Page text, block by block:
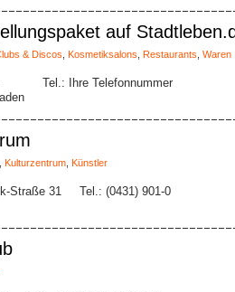
auf
& Discos Kosmetiksalons Restaurants Waren
Tel.: Ihre Telefonnummer
Kulturzentrum Künstler
Straße 31
Tel.: (0431) 901-0